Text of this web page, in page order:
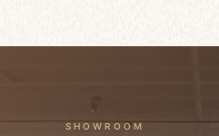
SHOWROOM